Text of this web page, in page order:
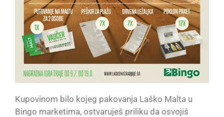
Kupovinom bilo kojeg pakovanja Laško Malta u
Bingo marketima, ostvaruješ priliku da osvojiš